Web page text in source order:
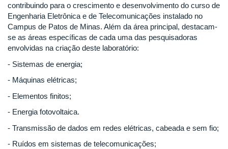
contribuindo para o crescimento e desenvolvimento do curso de
Engenharia Eletrônica e de Telecomunicações instalado no
Campus de Patos de Minas. Além da área principal, destacam-
se as áreas específicas de cada uma das pesquisadoras
envolvidas na criação deste laboratório:
- Sistemas de energia;
- Máquinas elétricas;
- Elementos finitos;
- Energia fotovoltaica.
- Transmissão de dados em redes elétricas, cabeada e sem fio;
- Ruídos em sistemas de telecomunicações;